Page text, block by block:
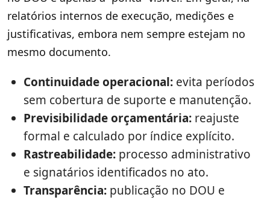
relatórios internos de execução, medições e
justificativas, embora nem sempre estejam no
mesmo documento.
Continuidade operacional: evita períodos
sem cobertura de suporte e manutenção.
Previsibilidade orçamentária: reajuste
formal e calculado por índice explícito.
Rastreabilidade: processo administrativo
e signatários identificados no ato.
Transparência: publicação no DOU e